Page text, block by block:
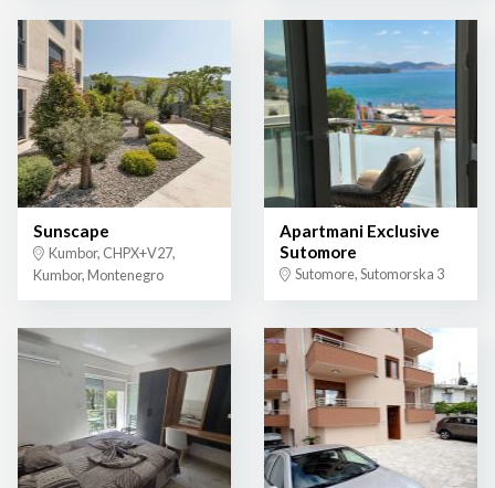
Sunscape
Kumbor, CHPX+V27,
Kumbor, Montenegro
Apartmani Exclusive
Sutomore
Sutomore, Sutomorska 3